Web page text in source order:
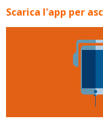
Scarica l'app per